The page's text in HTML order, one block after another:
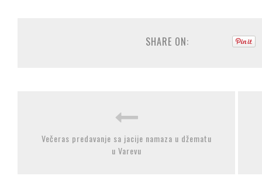
SHARE ON:
Večeras predavanje sa jacije namaza u džematu
u Varevu